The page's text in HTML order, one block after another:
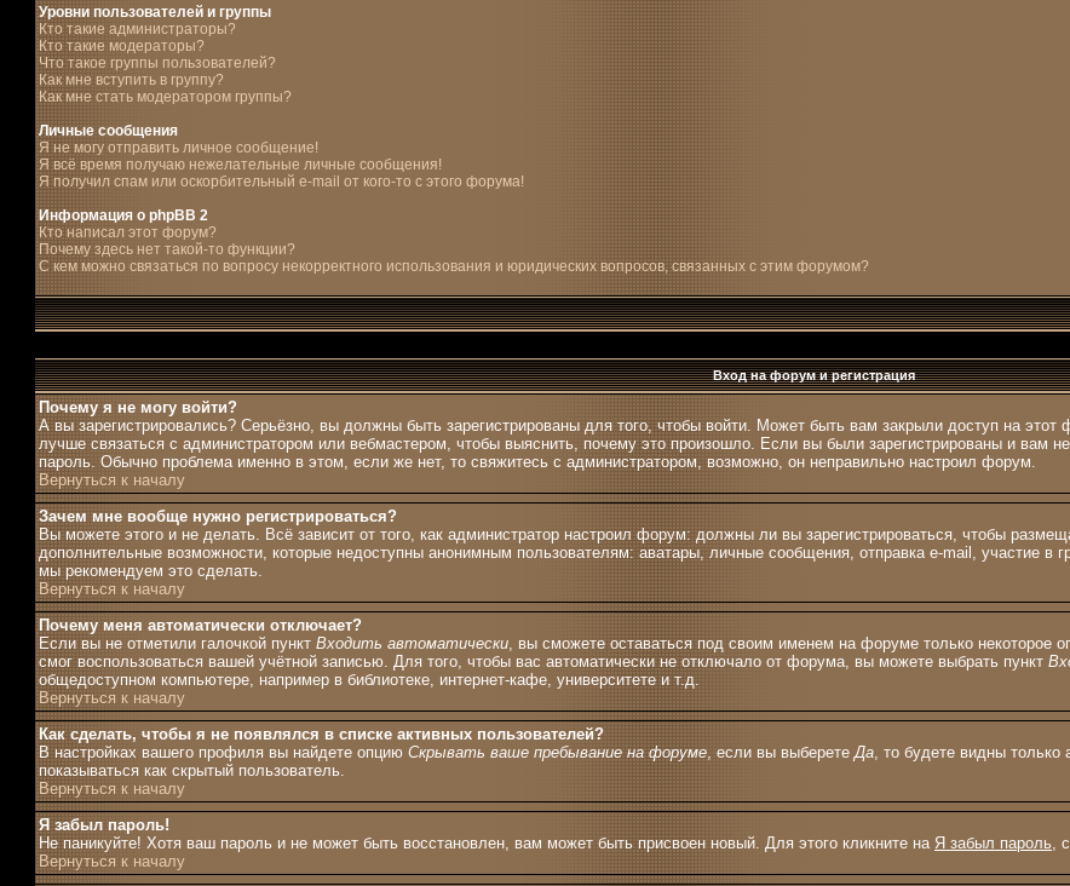
Уровни пользователей и группы
Кто такие администраторы?
Кто такие модераторы?
Что такое группы пользователей?
Как мне вступить в группу?
Как мне стать модератором группы?
Личные сообщения
Я не могу отправить личное сообщение!
Я всё время получаю нежелательные личные сообщения!
Я получил спам или оскорбительный e-mail от кого-то с этого форума!
Информация о phpBB 2
Кто написал этот форум?
Почему здесь нет такой-то функции?
С кем можно связаться по вопросу некорректного использования и юридических вопросов, связанных с этим форумом?
Вход на форум и регистрация
Почему я не могу войти?
А вы зарегистрировались? Серьёзно, вы должны быть зарегистрированы для того, чтобы войти. Может быть вам закрыли доступ на
лучше связаться с администратором или вебмастером, чтобы выяснить, почему это произошло. Если вы были зарегистрированы и вам
пароль. Обычно проблема именно в этом, если же нет, то свяжитесь с администратором, возможно, он неправильно настроил форум.
Вернуться к началу
Зачем мне вообще нужно регистрироваться?
Вы можете этого и не делать. Всё зависит от того, как администратор настроил форум: должны ли вы зарегистрироваться, чтобы
дополнительные возможности, которые недоступны анонимным пользователям: аватары, личные сообщения, отправка e-mail, участие в
мы рекомендуем это сделать.
Вернуться к началу
Почему меня автоматически отключает?
Если вы не отметили галочкой пункт Входить автоматически, вы сможете оставаться под своим именем на форуме только некоторое
смог воспользоваться вашей учётной записью. Для того, чтобы вас автоматически не отключало от форума, вы можете выбрать пункт
общедоступном компьютере, например в библиотеке, интернет-кафе, университете и т.д.
Вернуться к началу
Как сделать, чтобы я не появлялся в списке активных пользователей?
В настройках вашего профиля вы найдете опцию Скрывать ваше пребывание на форуме, если вы выберетеДа, то будете видны
показываться как скрытый пользователь.
Вернуться к началу
Я забыл пароль!
Не паникуйте! Хотя ваш пароль и не может быть восстановлен, вам может быть присвоен новый. Для этого кликните на Я забыл пароль,
Вернуться к началу